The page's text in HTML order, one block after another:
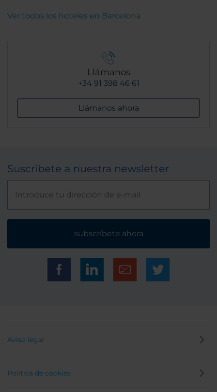
Ver todos los hoteles en Barcelona
Llámanos
+34 91 398 46 61
Llámanos ahora
Suscríbete a nuestra newsletter
subscríbete ahora
Aviso legal
Política de cookies